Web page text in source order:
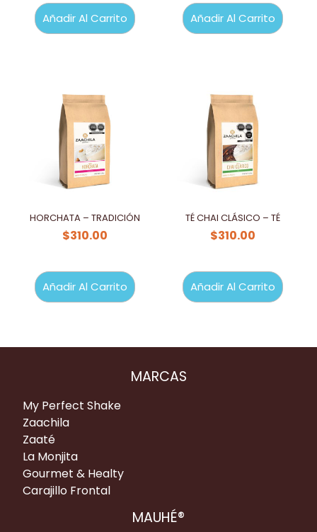
Añadir Al Carrito Añadir Al Carrito
HORCHATA – TRADICIÓN
$310.00
Añadir Al Carrito
TÉ CHAI CLÁSICO – TÉ
$310.00
Añadir Al Carrito
MARCAS
My Perfect Shake
Zaachila
Zaaté
La Monjita
Gourmet & Healty
Carajillo Frontal
MAUHÉ®